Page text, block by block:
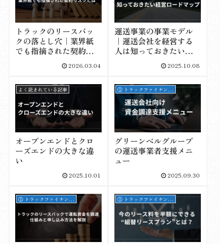
トラックのリースバッ
クの落とし穴｜業界紙
でも指摘された契約リ
2026.03.04
運送事業の事業モデル
｜運送会社を経営する
人は知っておきたい経
営ロードマップ 2025.10.08
よく読まれている記事
オープンエンドとクロ
ーズエンドの大きな違
い
2025.10.01
① トラックファイナンスのコンテンツ
グリーンベルグループ
の運送事業者支援メニ
ュー
2025.09.30
① トラックファイナンスのコンテンツ ① トラックファイナンスのコンテンツ